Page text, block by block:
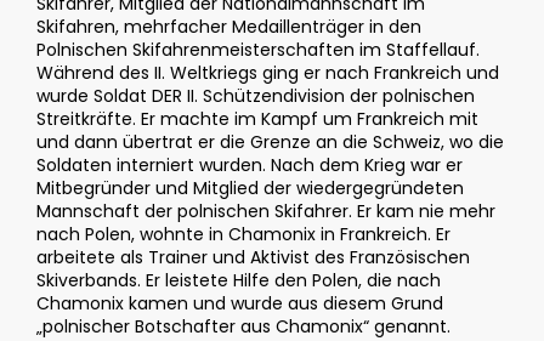
Skifahren, mehrfacher Medaillenträger in den
Polnischen Skifahrenmeisterschaften im Staffellauf.
Während des II. Weltkriegs ging er nach Frankreich und
wurde Soldat DER II. Schützendivision der polnischen
Streitkräfte. Er machte im Kampf um Frankreich mit
und dann übertrat er die Grenze an die Schweiz, wo die
Soldaten interniert wurden. Nach dem Krieg war er
Mitbegründer und Mitglied der wiedergegründeten
Mannschaft der polnischen Skifahrer. Er kam nie mehr
nach Polen, wohnte in Chamonix in Frankreich. Er
arbeitete als Trainer und Aktivist des Französischen
Skiverbands. Er leistete Hilfe den Polen, die nach
Chamonix kamen und wurde aus diesem Grund
„polnischer Botschafter aus Chamonix“ genannt.